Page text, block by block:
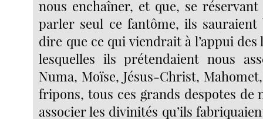
nous enchaîner, et que, se
parler seul ce fantôme, ils
dire que ce qui viendrait à l’appui
lesquelles ils prétendaient nous
Numa, Moïse, Jésus-Christ,
fripons, tous ces grands despotes de
associer les divinités qu’ils